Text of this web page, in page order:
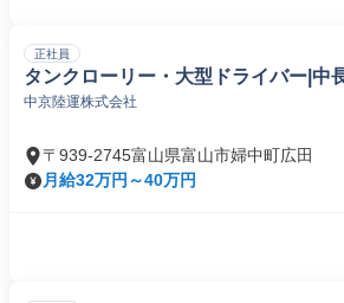
正社員
タンクローリー・大型ドライバー|中
中京陸運株式会社
〒939-2745富山県富山市婦中町広田
月給32万円～40万円